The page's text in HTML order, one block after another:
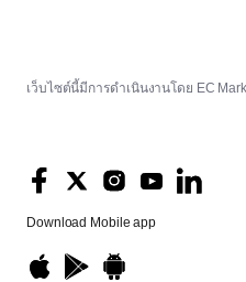
Download Mobile app
เว็บไซต์นี้มีการดำเนินงานโดย EC